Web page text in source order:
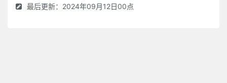
最后更新：2024年09月12日00点